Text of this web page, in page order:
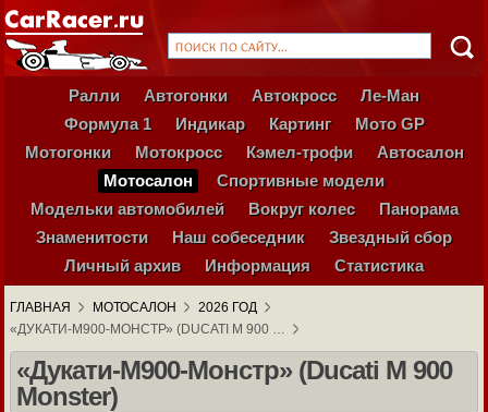
Ралли Автогонки Автокросс
Ле-Ман
Формула 1
Индикар Картинг
Мото GP
Мотогонки
Мотокросс Кэмел-трофи
Автосалон
Мотосалон
Спортивные модели
Модельки автомобилей
Вокруг колес
Панорама
Знаменитости
Наш собеседник
Звездный сбор
Личный архив
Информация Статистика
ГЛАВНАЯ МОТОСАЛОН
2026 ГОД
«ДУКАТИ-М900-МОНСТР» (DUCATI M 900 …
«Дукати-М900-Монстр» (Ducati M 900
Monster)